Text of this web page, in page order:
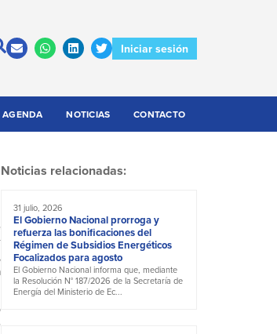
Iniciar sesión
AGENDA NOTICIAS CONTACTO
Noticias relacionadas:
31 julio, 2026
El Gobierno Nacional prorroga y
refuerza las bonificaciones del
Régimen de Subsidios Energéticos
Focalizados para agosto
El Gobierno Nacional informa que, mediante
la Resolución N° 187/2026 de la Secretaría de
Energía del Ministerio de Ec...